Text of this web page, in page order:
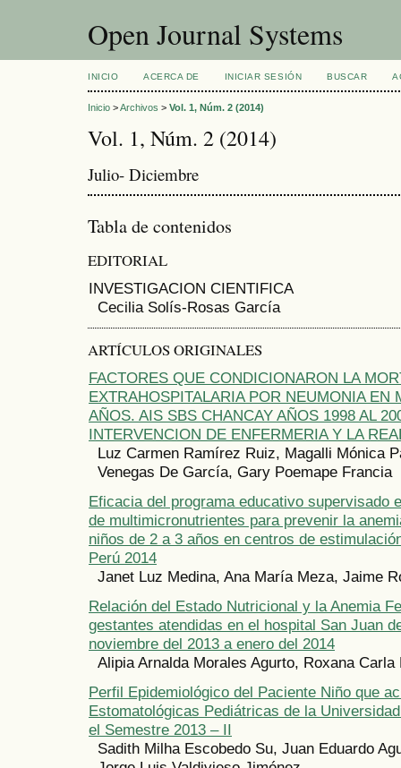
Open Journal Systems
INICIO ACERCA DE INICIAR SESIÓN BUSCAR
Inicio >Archivos > Vol. 1, Núm. 2 (2014)
Vol. 1, Núm. 2 (2014)
Julio- Diciembre
Tabla de contenidos
EDITORIAL
INVESTIGACION CIENTIFICA
Cecilia Solís-Rosas García
ARTÍCULOS ORIGINALES
FACTORES QUE CONDICIONARON LA
EXTRAHOSPITALARIA POR NEUMONIA EN
AÑOS. AIS SBS CHANCAY AÑOS 1998 AL
INTERVENCION DE ENFERMERIA Y LA
Luz Carmen Ramírez Ruiz, Magalli Mónica
Venegas De García, Gary Poemape Francia
Eficacia del programa educativo supervisado
de multimicronutrientes para prevenir la
niños de 2 a 3 años en centros de
Perú 2014
Janet Luz Medina, Ana María Meza, Jaime
Relación del Estado Nutricional y la Anemia
gestantes atendidas en el hospital San Juan
noviembre del 2013 a enero del 2014
Alipia Arnalda Morales Agurto, Roxana Carla
Perfil Epidemiológico del Paciente Niño que
Estomatológicas Pediátricas de la
el Semestre 2013 – II
Sadith Milha Escobedo Su, Juan Eduardo